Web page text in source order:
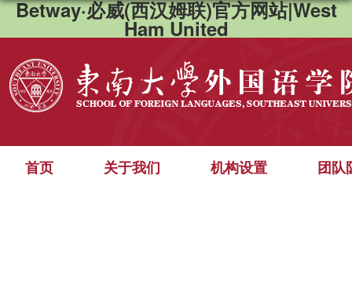
Betway·必威(西汉姆联)官方网站|West
Ham United
首页 关于我们 机构设置 团队